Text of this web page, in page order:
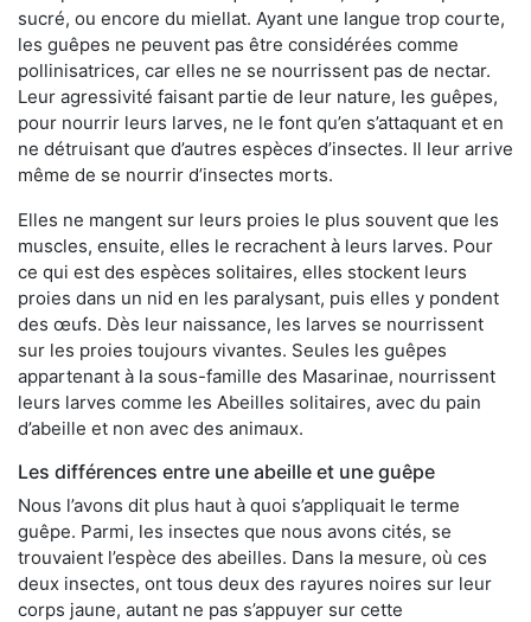
sucré, ou encore du miellat. Ayant une langue trop courte,
les guêpes ne peuvent pas être considérées comme
pollinisatrices, car elles ne se nourrissent pas de nectar.
Leur agressivité faisant partie de leur nature, les guêpes,
pour nourrir leurs larves, ne le font qu’en s’attaquant et en
ne détruisant que d’autres espèces d’insectes. Il leur arrive
même de se nourrir d’insectes morts.
Elles ne mangent sur leurs proies le plus souvent que les
muscles, ensuite, elles le recrachent à leurs larves. Pour
ce qui est des espèces solitaires, elles stockent leurs
proies dans un nid en les paralysant, puis elles y pondent
des œufs. Dès leur naissance, les larves se nourrissent
sur les proies toujours vivantes. Seules les guêpes
appartenant à la sous-famille des Masarinae, nourrissent
leurs larves comme les Abeilles solitaires, avec du pain
d’abeille et non avec des animaux.
Les différences entre une abeille et une guêpe
Nous l’avons dit plus haut à quoi s’appliquait le terme
guêpe. Parmi, les insectes que nous avons cités, se
trouvaient l’espèce des abeilles. Dans la mesure, où ces
deux insectes, ont tous deux des rayures noires sur leur
corps jaune, autant ne pas s’appuyer sur cette